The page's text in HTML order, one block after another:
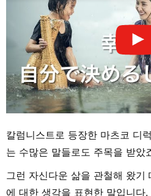
칼럼니스트로 등장한 마츠코 디
는 수많은 말들로도 주목을 받았
그런 자신다운 삶을 관철해 왔기
에 대한 생각을 표현한 말입니다.